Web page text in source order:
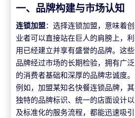
一、品牌构建与市场认知
连锁加盟：选择连锁加盟，意味着创
业者可以直接站在巨人的肩膀上，利
用已经建立并享有盛誉的品牌。这些
品牌经过市场的长期检验，拥有广泛
的消费者基础和深厚的品牌忠诚度。
例如，加盟某知名快餐连锁品牌，其
独特的品牌标识、统一的店面设计以
及标准化的服务流程，都能迅速吸引